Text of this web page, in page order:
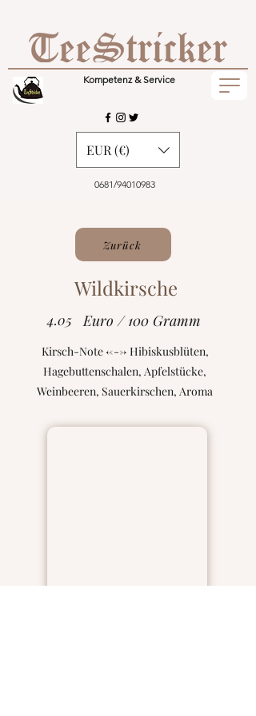
Kompetenz & Service
0681/94010983
EUR (€)
Zurück
Wildkirsche
4.05 Euro / 100 Gramm
Kirsch-Note <---> Hibiskusblüten,
Hagebuttenschalen, Apfelstücke,
Weinbeeren, Sauerkirschen, Aroma